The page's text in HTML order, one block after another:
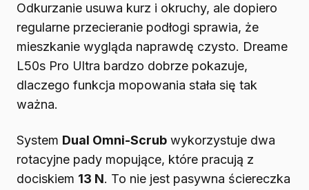
Odkurzanie usuwa kurz i okruchy, ale dopiero
regularne przecieranie podłogi sprawia, że
mieszkanie wygląda naprawdę czysto. Dreame
L50s Pro Ultra bardzo dobrze pokazuje,
dlaczego funkcja mopowania stała się tak
ważna.
System Dual Omni-Scrub wykorzystuje dwa
rotacyjne pady mopujące, które pracują z
dociskiem 13 N. To nie jest pasywna ściereczka